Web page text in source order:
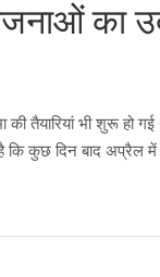
का
तैयारियां भी शुरू हो
कि कुछ दिन बाद अप्रैल में